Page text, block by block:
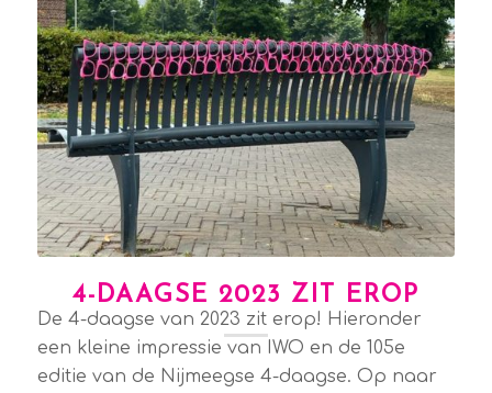
4-DAAGSE 2023 ZIT EROP
De 4-daagse van 2023 zit erop! Hieronder
een kleine impressie van IWO en de 105e
editie van de Nijmeegse 4-daagse. Op naar